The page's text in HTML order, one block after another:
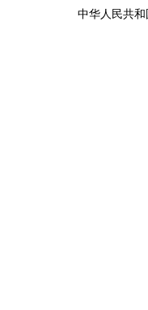
中华人民共